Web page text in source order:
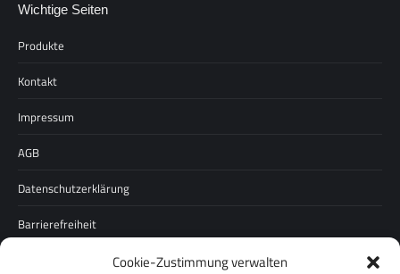
Cookie-Zustimmung verwalten
Wichtige Seiten
Produkte
Kontakt
Impressum
AGB
Datenschutzerklärung
Barrierefreiheit